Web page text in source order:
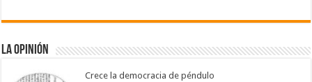
La Opinión
Crece la democracia de péndulo